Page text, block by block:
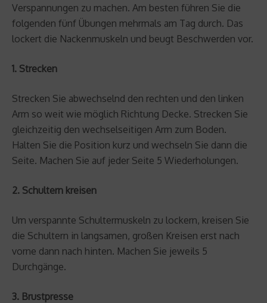
Verspannungen zu machen. Am besten führen Sie die
folgenden fünf Übungen mehrmals am Tag durch. Das
lockert die Nackenmuskeln und beugt Beschwerden vor.
1. Strecken
Strecken Sie abwechselnd den rechten und den linken
Arm so weit wie möglich Richtung Decke. Strecken Sie
gleichzeitig den wechselseitigen Arm zum Boden.
Halten Sie die Position kurz und wechseln Sie dann die
Seite. Machen Sie auf jeder Seite 5 Wiederholungen.
2. Schultern kreisen
Um verspannte Schultermuskeln zu lockern, kreisen Sie
die Schultern in langsamen, großen Kreisen erst nach
vorne dann nach hinten. Machen Sie jeweils 5
Durchgänge.
3. Brustpresse